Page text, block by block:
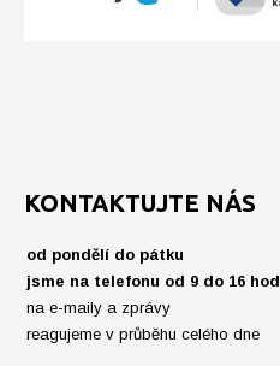
KONTAKTUJTE NÁS
od pondělí do pátku
jsme na telefonu od 9 do 16 hod
na e-maily a zprávy
reagujeme v průběhu celého dne